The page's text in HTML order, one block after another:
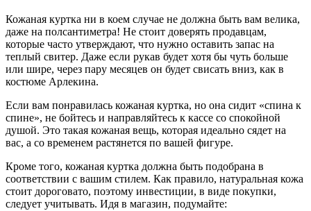
Кожаная куртка ни в коем случае не должна быть вам велика,
даже на полсантиметра! Не стоит доверять продавцам,
которые часто утверждают, что нужно оставить запас на
теплый свитер. Даже если рукав будет хотя бы чуть больше
или шире, через пару месяцев он будет свисать вниз, как в
костюме Арлекина.
Если вам понравилась кожаная куртка, но она сидит «спина к
спине», не бойтесь и направляйтесь к кассе со спокойной
душой. Это такая кожаная вещь, которая идеально сядет на
вас, а со временем растянется по вашей фигуре.
Кроме того, кожаная куртка должна быть подобрана в
соответствии с вашим стилем. Как правило, натуральная кожа
стоит дороговато, поэтому инвестиции, в виде покупки,
следует учитывать. Идя в магазин, подумайте: